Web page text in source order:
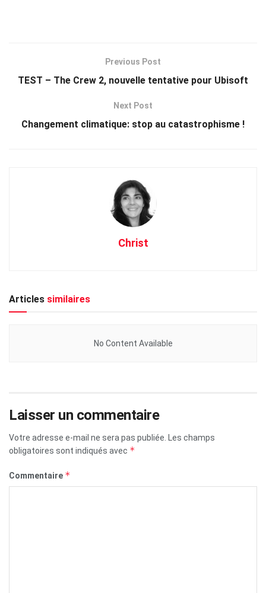
Previous Post
TEST – The Crew 2, nouvelle tentative pour Ubisoft
Next Post
Changement climatique: stop au catastrophisme !
Christ
Articles similaires
No Content Available
Laisser un commentaire
Votre adresse e-mail ne sera pas publiée.
Les champs
obligatoires sont indiqués avec *
Commentaire *